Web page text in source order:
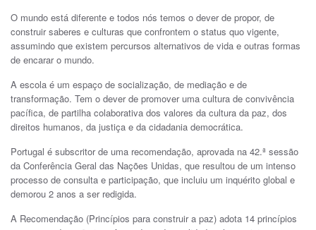
O mundo está diferente e todos nós temos o dever de propor, de
construir saberes e culturas que confrontem o status quo vigente,
assumindo que existem percursos alternativos de vida e outras formas
de encarar o mundo.
A escola é um espaço de socialização, de mediação e de
transformação. Tem o dever de promover uma cultura de convivência
pacífica, de partilha colaborativa dos valores da cultura da paz, dos
direitos humanos, da justiça e da cidadania democrática.
Portugal é subscritor de uma recomendação, aprovada na 42.ª sessão
da Conferência Geral das Nações Unidas, que resultou de um intenso
processo de consulta e participação, que incluiu um inquérito global e
demorou 2 anos a ser redigida.
A Recomendação (Princípios para construir a paz) adota 14 princípios